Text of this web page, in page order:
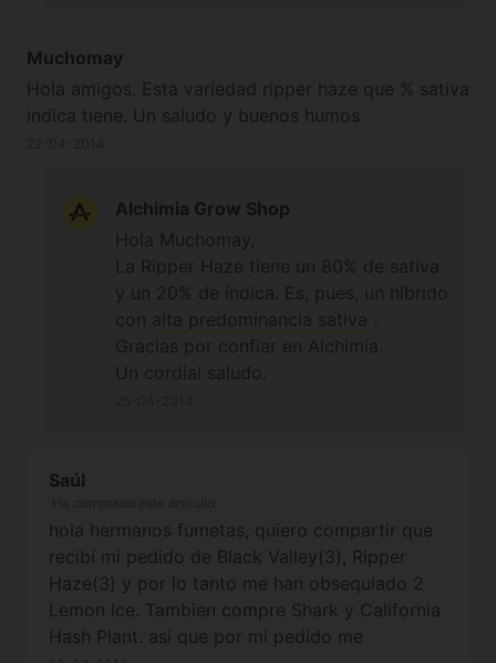
Muchomay
Hola amigos. Esta variedad ripper haze que % sativa
indica tiene. Un saludo y buenos humos
Alchimia Grow Shop
Saúl
hola hermanos fumetas, quiero compartir que
recibí mi pedido de Black Valley(3), Ripper
Haze(3) y por lo tanto me han obsequiado 2
Lemon Ice. Tambien compre Shark y California
Hash Plant. asi que por mi pedido me